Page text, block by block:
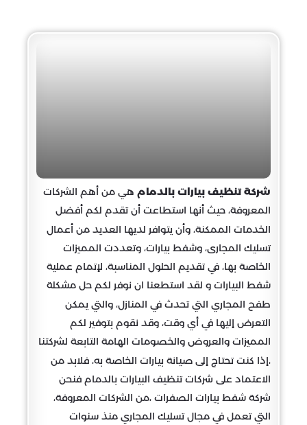
شركة تنظيف بيارات بالدمام هي من أهم الشركات
المعروفة، حيث أنها استطاعت أن تقدم لكم أفضل
الخدمات الممكنة، وأن يتوافر لديها العديد من أعمال
تسليك المجارى، وشفط بيارات، وتعددت المميزات
الخاصة بها، في تقديم الحلول المناسبة، لإتمام عملية
شفط البيارات و لقد استطعنا ان نوفر لكم حل مشكلة
طفح المجاري التي تحدث في المنازل، والتي يمكن
التعرض إليها في أي وقت، وقد نقوم بتوفير لكم
المميزات والعروض والخصومات الهامة التابعة لشركتنا
،إذا كنت تحتاج إلى صيانة بيارات الخاصة به، فلابد من
الاعتماد على شركات تنظيف البيارات بالدمام فنحن
شركة شفط بيارات الصفرات ،من الشركات المعروفة،
التي تعمل في مجال تسليك المجاري منذ سنوات